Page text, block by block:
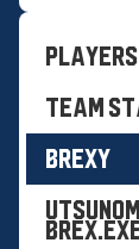
PLAYERS
TEAM
BREXY